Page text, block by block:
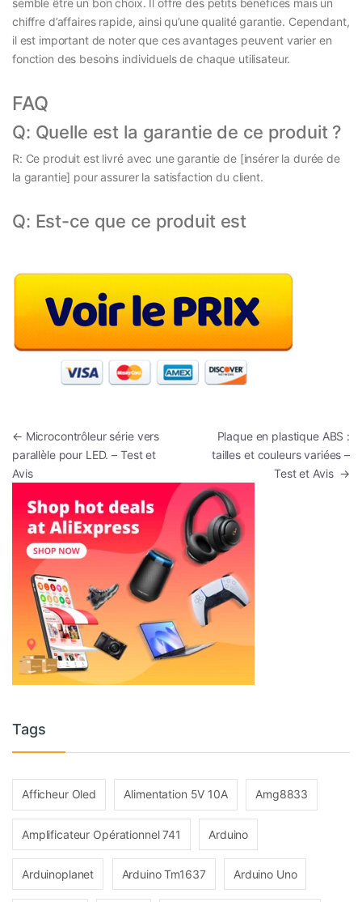
semble être un bon choix. Il offre des petits bénéfices mais un
chiffre d’affaires rapide, ainsi qu’une qualité garantie. Cependant,
il est important de noter que ces avantages peuvent varier en
fonction des besoins individuels de chaque utilisateur.
FAQ
Q: Quelle est la garantie de ce produit ?
R: Ce produit est livré avec une garantie de [insérer la durée de
la garantie] pour assurer la satisfaction du client.
Q: Est-ce que ce produit est
Navigation de l’article
← Microcontrôleur série vers
parallèle pour LED. – Test et
Avis
Plaque en plastique ABS :
tailles et couleurs variées –
Test et Avis →
Tags
Afficheur Oled Alimentation 5V 10A Amg8833
Amplificateur Opérationnel 741 Arduino
Arduinoplanet Arduino Tm1637 Arduino Uno